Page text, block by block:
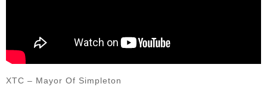
XTC – Mayor Of Simpleton